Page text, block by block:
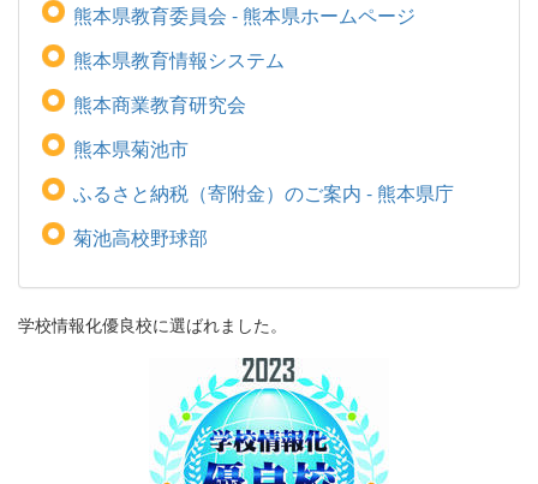
熊本県教育委員会 - 熊本県ホームページ
熊本県教育情報システム
熊本商業教育研究会
熊本県菊池市
ふるさと納税（寄附金）のご案内 - 熊本県庁
菊池高校野球部
学校情報化優良校に選ばれました。